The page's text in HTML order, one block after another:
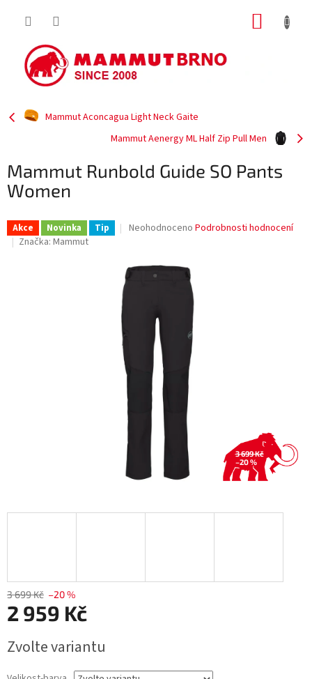
Mammut Aconcagua Light Neck Gaite
Mammut Aenergy ML Half Zip Pull Men
Mammut Runbold Guide SO Pants
Women
Akce Novinka Tip
Průměrné
je
0,0
hvězdiček.
Neohodnoceno Podrobnosti hodnocení
Značka: Mammut
3 699 Kč
–20 %
3 699 Kč –20 %
2 959 Kč
cena:
Zvolte variantu